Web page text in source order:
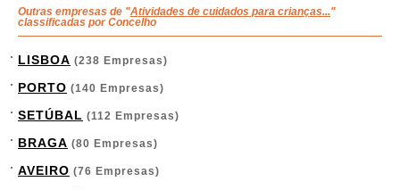
Outras empresas de "Atividades de cuidados para crianças..."
classificadas por Concelho
LISBOA (238 Empresas)
PORTO (140 Empresas)
SETÚBAL (112 Empresas)
BRAGA (80 Empresas)
AVEIRO (76 Empresas)